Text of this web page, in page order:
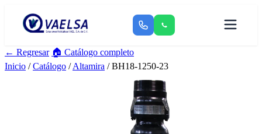
← Regresar 🏠 Catálogo completo
Inicio /Catálogo /Altamira / BH18-1250-23